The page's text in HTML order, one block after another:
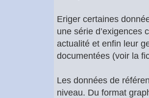
Eriger certaines
une série d’exigences
actualité et enfin leur
documentées (voir la
Les données de
niveau. Du format